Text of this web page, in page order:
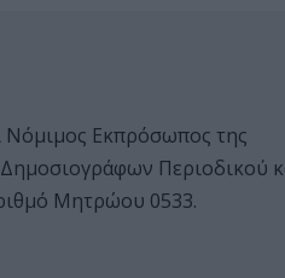
Νόμιμος Εκπρόσωπος της
Περιοδικού
Μητρώου 0533.